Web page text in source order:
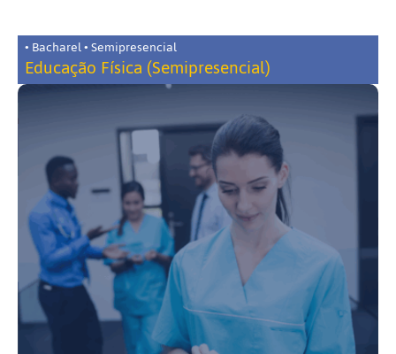
• Bacharel • Semipresencial
Educação Física (Semipresencial)